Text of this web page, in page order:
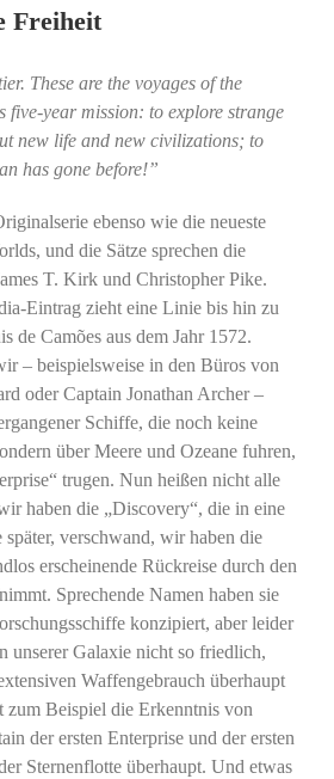
Freiheit
These are the voyages of the
five-year mission: to explore strange
new life and new civilizations; to
has gone before!”
ebenso wie die neueste
und die Sätze sprechen die
T. Kirk und Christopher Pike.
Eintrag zieht eine Linie bis hin zu
de Camões aus dem Jahr 1572.
– beispielsweise in den Büros von
oder Captain Jonathan Archer –
Schiffe, die noch keine
über Meere und Ozeane fuhren,
trugen. Nun heißen nicht alle
haben die „Discovery“, die in eine
später, verschwand, wir haben die
erscheinende Rückreise durch den
Sprechende Namen haben sie
konzipiert, aber leider
unserer Galaxie nicht so friedlich,
Waffengebrauch überhaupt
zum Beispiel die Erkenntnis von
der ersten Enterprise und der ersten
Sternenflotte überhaupt. Und etwas